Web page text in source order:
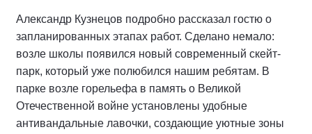
Александр Кузнецов подробно рассказал гостю о
запланированных этапах работ. Сделано немало:
возле школы появился новый современный скейт-
парк, который уже полюбился нашим ребятам. В
парке возле горельефа в память о Великой
Отечественной войне установлены удобные
антивандальные лавочки, создающие уютные зоны